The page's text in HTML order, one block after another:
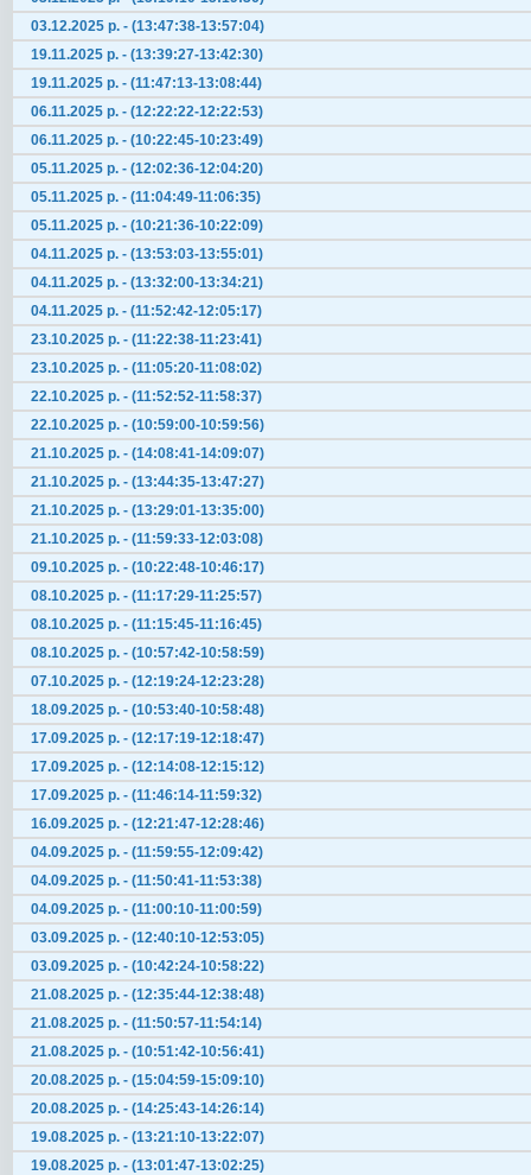
03.12.2025 р. - (13:47:38-13:57:04)
19.11.2025 р. - (13:39:27-13:42:30)
19.11.2025 р. - (11:47:13-13:08:44)
06.11.2025 р. - (12:22:22-12:22:53)
06.11.2025 р. - (10:22:45-10:23:49)
05.11.2025 р. - (12:02:36-12:04:20)
05.11.2025 р. - (11:04:49-11:06:35)
05.11.2025 р. - (10:21:36-10:22:09)
04.11.2025 р. - (13:53:03-13:55:01)
04.11.2025 р. - (13:32:00-13:34:21)
04.11.2025 р. - (11:52:42-12:05:17)
23.10.2025 р. - (11:22:38-11:23:41)
23.10.2025 р. - (11:05:20-11:08:02)
22.10.2025 р. - (11:52:52-11:58:37)
22.10.2025 р. - (10:59:00-10:59:56)
21.10.2025 р. - (14:08:41-14:09:07)
21.10.2025 р. - (13:44:35-13:47:27)
21.10.2025 р. - (13:29:01-13:35:00)
21.10.2025 р. - (11:59:33-12:03:08)
09.10.2025 р. - (10:22:48-10:46:17)
08.10.2025 р. - (11:17:29-11:25:57)
08.10.2025 р. - (11:15:45-11:16:45)
08.10.2025 р. - (10:57:42-10:58:59)
07.10.2025 р. - (12:19:24-12:23:28)
18.09.2025 р. - (10:53:40-10:58:48)
17.09.2025 р. - (12:17:19-12:18:47)
17.09.2025 р. - (12:14:08-12:15:12)
17.09.2025 р. - (11:46:14-11:59:32)
16.09.2025 р. - (12:21:47-12:28:46)
04.09.2025 р. - (11:59:55-12:09:42)
04.09.2025 р. - (11:50:41-11:53:38)
04.09.2025 р. - (11:00:10-11:00:59)
03.09.2025 р. - (12:40:10-12:53:05)
03.09.2025 р. - (10:42:24-10:58:22)
21.08.2025 р. - (12:35:44-12:38:48)
21.08.2025 р. - (11:50:57-11:54:14)
21.08.2025 р. - (10:51:42-10:56:41)
20.08.2025 р. - (15:04:59-15:09:10)
20.08.2025 р. - (14:25:43-14:26:14)
19.08.2025 р. - (13:21:10-13:22:07)
19.08.2025 р. - (13:01:47-13:02:25)